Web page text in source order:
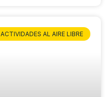
ACTIVIDADES AL AIRE LIBRE